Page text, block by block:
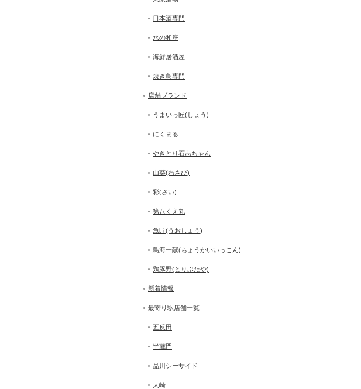
日本酒専門
水の和座
海鮮居酒屋
焼き鳥専門
店舗ブランド
うまいっ匠(しょう)
にくまる
やきとり石志ちゃん
山葵(わさび)
彩(さい)
第八くえ丸
魚匠(うおしょう)
鳥海一献(ちょうかいいっこん)
鶏豚野(とりぶたや)
新着情報
最寄り駅店舗一覧
五反田
半蔵門
品川シーサイド
大崎